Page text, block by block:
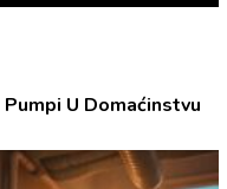
U Domaćinstvu